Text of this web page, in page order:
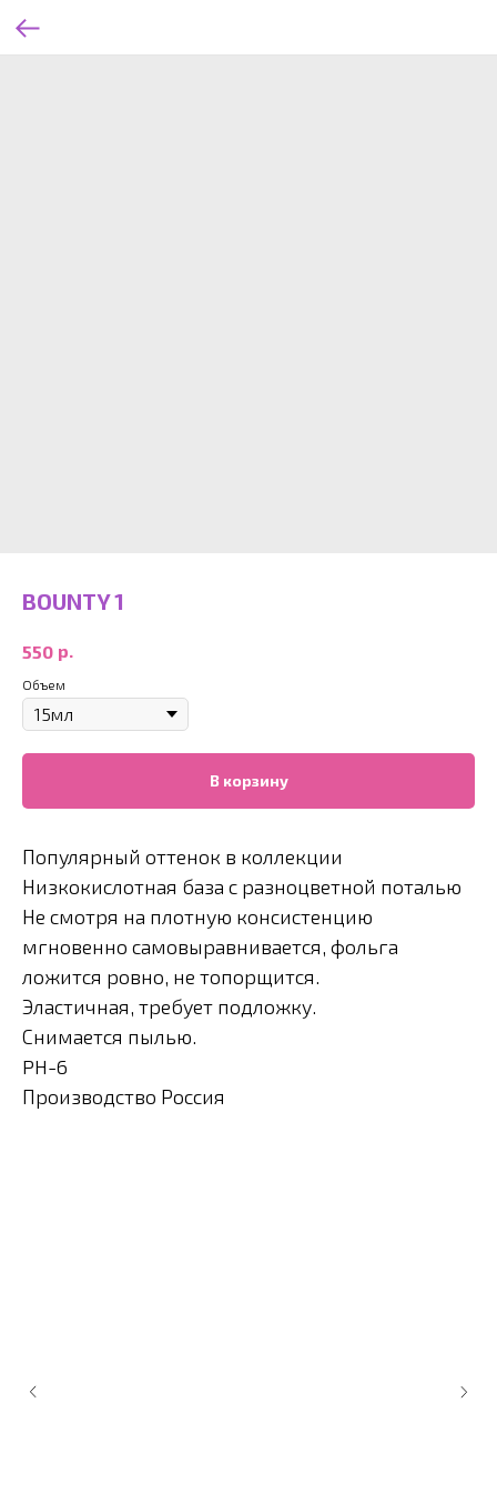
BOUNTY 1
550 р.
Объем
В корзину
Популярный оттенок в коллекции
Низкокислотная база с разноцветной поталью
Не смотря на плотную консистенцию
мгновенно самовыравнивается, фольга
ложится ровно, не топорщится.
Эластичная, требует подложку.
Снимается пылью.
PH-6
Производство Россия